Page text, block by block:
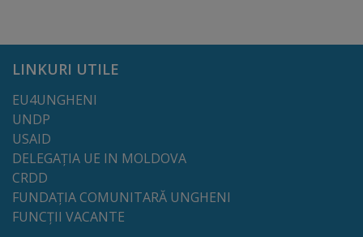
Arhitectură
și
urbanism
Transparență
decizională
LINKURI UTILE
EU4UNGHENI
UNDP
USAID
DELEGAȚIA UE IN MOLDOVA
CRDD
FUNDAȚIA COMUNITARĂ UNGHENI
FUNCȚII VACANTE